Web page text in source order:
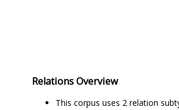
Relations Overview
This corpus uses 2 relation